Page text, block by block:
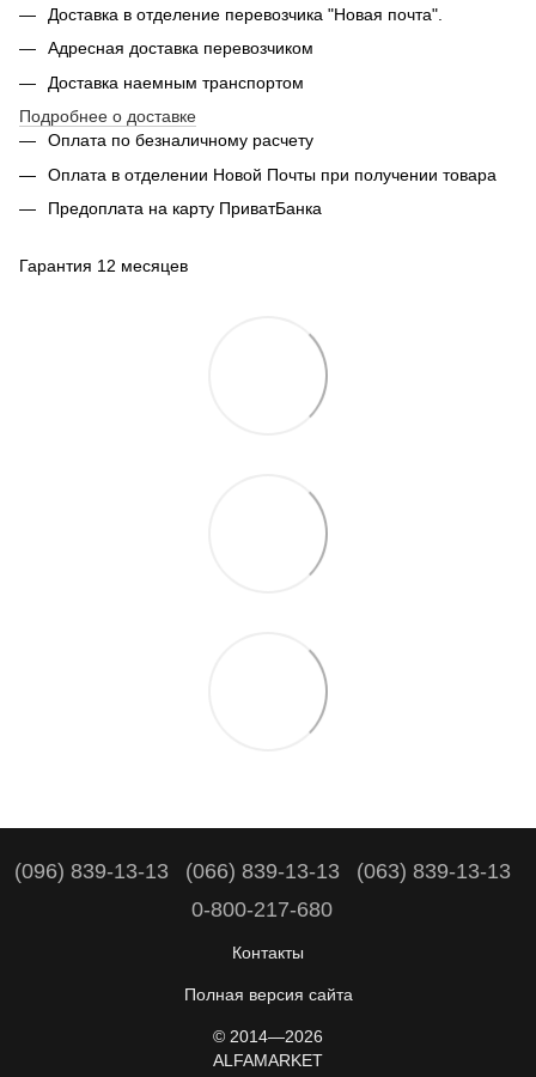
Доставка в отделение перевозчика "Новая почта".
Адресная доставка перевозчиком
Доставка наемным транспортом
Подробнее о доставке
Оплата по безналичному расчету
Оплата в отделении Новой Почты при получении товара
Предоплата на карту ПриватБанка
Гарантия 12 месяцев
(096) 839-13-13 (066) 839-13-13
(063) 839-13-13
0-800-217-680
Контакты
Полная версия сайта
© 2014—2026
ALFAMARKET